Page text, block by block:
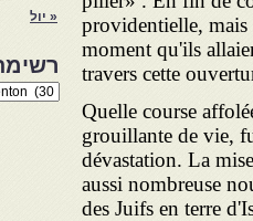
providentielle, mais
moment qu'ils
travers cette
Quelle course
grouillante de vie,
dévastation. La
aussi nombreuse
des Juifs en terre
« יול
רשימת
הנושאים